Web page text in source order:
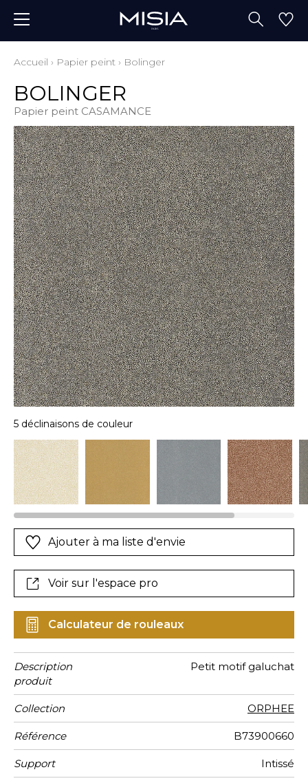
Accueil › Papier peint › Bolinger
BOLINGER
Papier peint CASAMANCE
5 déclinaisons de couleur
Ajouter à ma liste d'envie
Voir sur l'espace pro
Calculateur de rouleaux
Description
produit
Petit motif galuchat
Collection ORPHEE
Référence B73900660
Support Intissé